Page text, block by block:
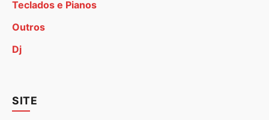
Teclados e Pianos
Outros
Dj
SITE